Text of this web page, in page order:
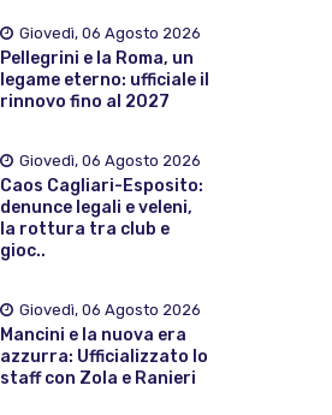
Giovedì, 06 Agosto 2026
Pellegrini e la Roma, un
legame eterno: ufficiale il
rinnovo fino al 2027
Giovedì, 06 Agosto 2026
Caos Cagliari-Esposito:
denunce legali e veleni,
la rottura tra club e
gioc..
Giovedì, 06 Agosto 2026
Mancini e la nuova era
azzurra: Ufficializzato lo
staff con Zola e Ranieri